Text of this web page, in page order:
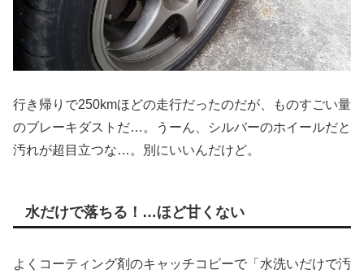
行き帰りで250kmほどの走行だったのだが、ものすごい量
のブレーキダストだ…。うーん、シルバーのホイールだと
汚れが超目立つな…。別にいいんだけど。
水だけで落ちる！…ほど甘くない
よくコーティング剤のキャッチコピーで「水洗いだけで汚